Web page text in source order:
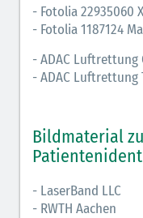
- Fotolia 22935060
- Fotolia 1187124
- ADAC Luftrettung
- ADAC Luftrettung
Bildmaterial
- LaserBand LLC
- RWTH Aachen